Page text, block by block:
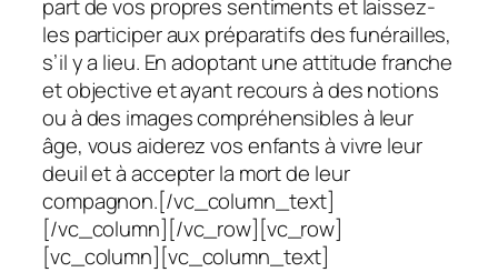
part de vos propres sentiments et laissez-
les participer aux préparatifs des funérailles,
s’il y a lieu. En adoptant une attitude franche
et objective et ayant recours à des notions
ou à des images compréhensibles à leur
âge, vous aiderez vos enfants à vivre leur
deuil et à accepter la mort de leur
compagnon.[/vc_column_text]
[/vc_column][/vc_row][vc_row]
[vc_column][vc_column_text]